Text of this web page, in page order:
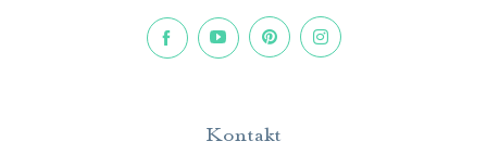
Kontakt